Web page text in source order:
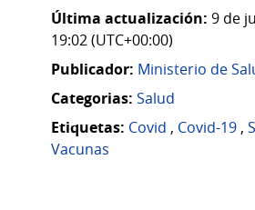
Última actualización: 9 de
19:02 (UTC+00:00)
Publicador: Ministerio de
Categorias: Salud
Etiquetas: Covid , Covid-19 ,
Vacunas